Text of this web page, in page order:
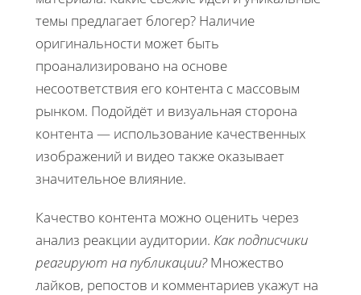
темы предлагает блогер? Наличие
оригинальности может быть
проанализировано на основе
несоответствия его контента с массовым
рынком. Подойдёт и визуальная сторона
контента — использование качественных
изображений и видео также оказывает
значительное влияние.
Качество контента можно оценить через
анализ реакции аудитории. Как подписчики
реагируют на публикации?Множество
лайков, репостов и комментариев укажут на